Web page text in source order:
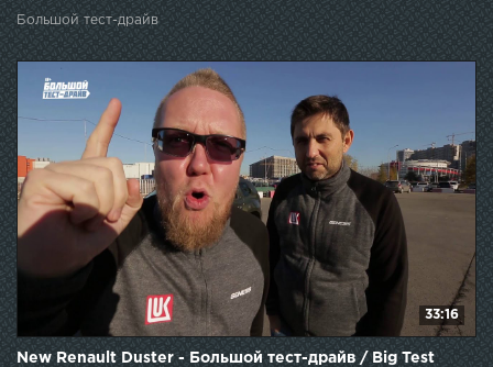
Большой тест-драйв
33:16
New Renault Duster - Большой тест-драйв / Big Test